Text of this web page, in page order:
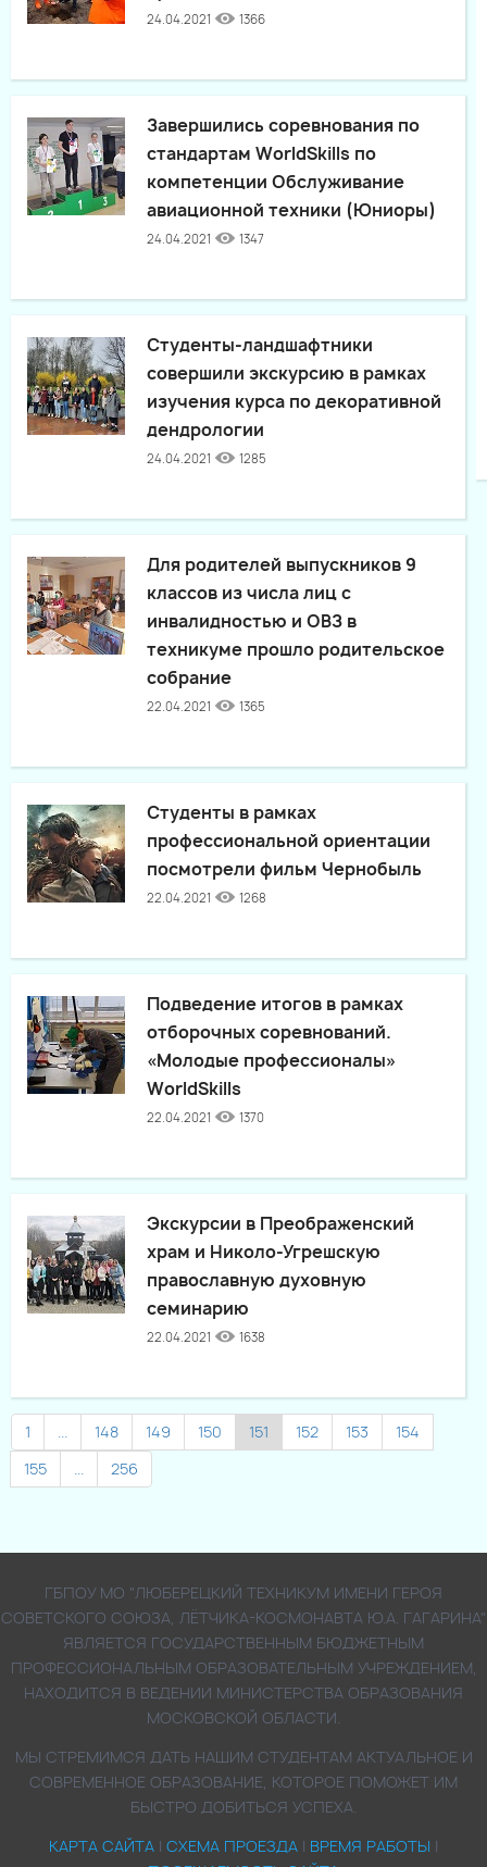
24.04.2021 1366
Завершились соревнования по
стандартам WorldSkills по
компетенции Обслуживание
авиационной техники (Юниоры)
24.04.2021 1347
Студенты-ландшафтники
совершили экскурсию в рамках
изучения курса по декоративной
дендрологии
24.04.2021 1285
Для родителей выпускников 9
классов из числа лиц с
инвалидностью и ОВЗ в
техникуме прошло родительское
собрание
22.04.2021 1365
Студенты в рамках
профессиональной ориентации
посмотрели фильм Чернобыль
22.04.2021 1268
Подведение итогов в рамках
отборочных соревнований.
«Молодые профессионалы»
WorldSkills
22.04.2021 1370
Экскурсии в Преображенский
храм и Николо-Угрешскую
православную духовную
семинарию
22.04.2021 1638
1 ... 148 149 150 151 152 153
154
155
... 256
ГБПОУ МО "ЛЮБЕРЕЦКИЙ ТЕХНИКУМ ИМЕНИ ГЕРОЯ
СОВЕТСКОГО СОЮЗА, ЛЁТЧИКА-КОСМОНАВТА Ю.А. ГАГАРИНА"
ЯВЛЯЕТСЯ ГОСУДАРСТВЕННЫМ БЮДЖЕТНЫМ
ПРОФЕССИОНАЛЬНЫМ ОБРАЗОВАТЕЛЬНЫМ УЧРЕЖДЕНИЕМ,
НАХОДИТСЯ В ВЕДЕНИИ МИНИСТЕРСТВА ОБРАЗОВАНИЯ
МОСКОВСКОЙ ОБЛАСТИ.
МЫ СТРЕМИМСЯ ДАТЬ НАШИМ СТУДЕНТАМ АКТУАЛЬНОЕ И
СОВРЕМЕННОЕ ОБРАЗОВАНИЕ, КОТОРОЕ ПОМОЖЕТ ИМ
БЫСТРО ДОБИТЬСЯ УСПЕХА.
КАРТА САЙТА | СХЕМА ПРОЕЗДА | ВРЕМЯ РАБОТЫ |